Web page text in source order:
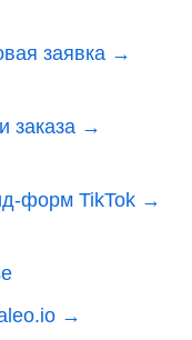
заявка →
заказа →
форм TikTok →
→